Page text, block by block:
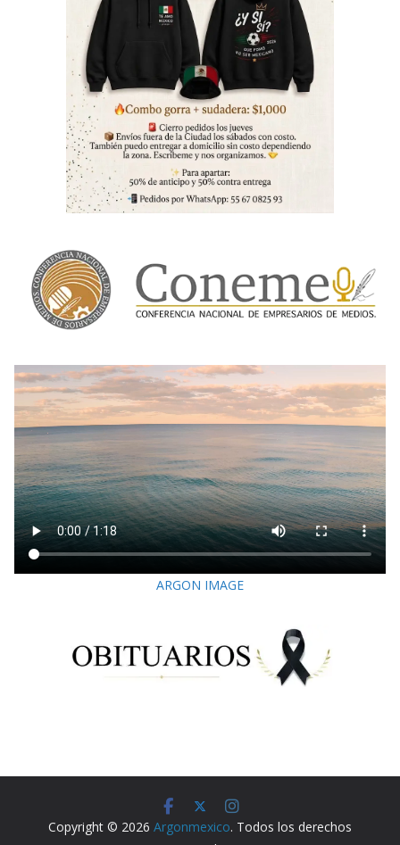
ARGON IMAGE
Copyright © 2026 Argonmexico. Todos los derechos